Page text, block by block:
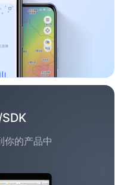
你的产品中